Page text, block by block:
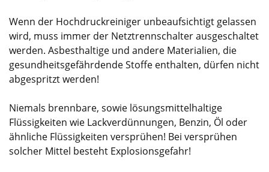
Wenn der Hochdruckreiniger unbeaufsichtigt gelassen
wird, muss immer der Netztrennschalter ausgeschaltet
werden. Asbesthaltige und andere Materialien, die
gesundheitsgefährdende Stoffe enthalten, dürfen nicht
abgespritzt werden!
Niemals brennbare, sowie lösungsmittelhaltige
Flüssigkeiten wie Lackverdünnungen, Benzin, Öl oder
ähnliche Flüssigkeiten versprühen! Bei versprühen
solcher Mittel besteht Explosionsgefahr!